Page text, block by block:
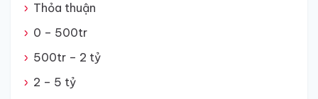
Thỏa thuận
0 – 500tr
500tr – 2 tỷ
2 – 5 tỷ